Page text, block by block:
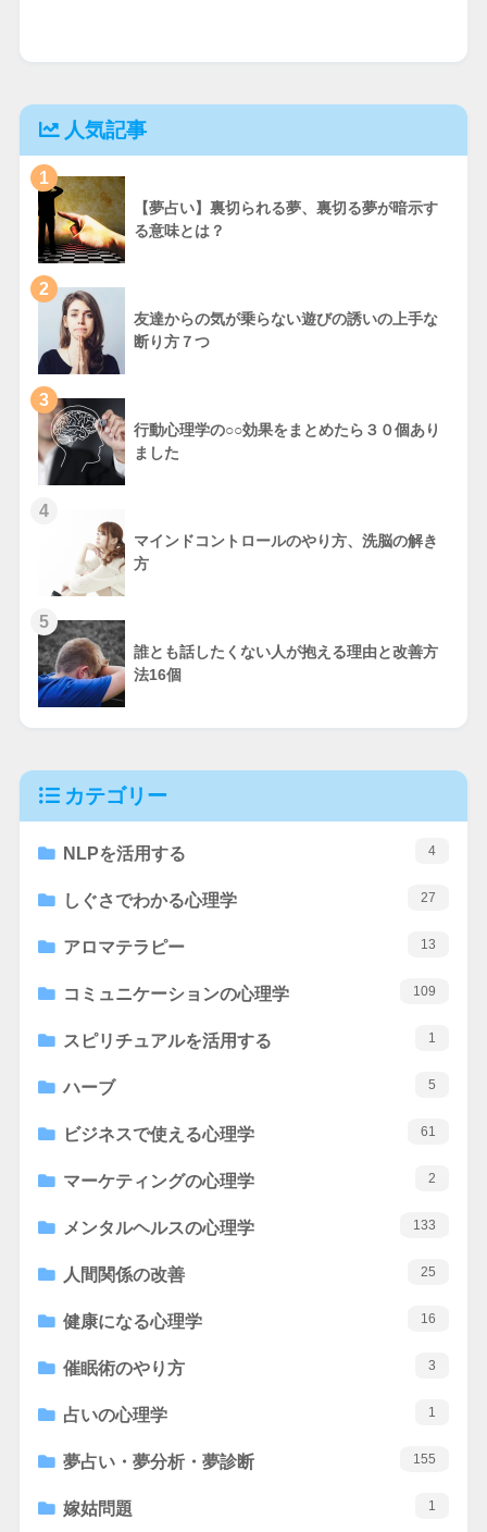
人気記事
1
【夢占い】裏切られる夢、裏切る夢が暗示す
る意味とは？
2
友達からの気が乗らない遊びの誘いの上手な
断り方７つ
3
行動心理学の○○効果をまとめたら３０個あり
ました
4
マインドコントロールのやり方、洗脳の解き
方
5
誰とも話したくない人が抱える理由と改善方
法16個
カテゴリー
NLPを活用する 4
しぐさでわかる心理学 27
アロマテラピー 13
コミュニケーションの心理学 109
スピリチュアルを活用する 1
ハーブ 5
ビジネスで使える心理学 61
マーケティングの心理学 2
メンタルヘルスの心理学 133
人間関係の改善 25
健康になる心理学 16
催眠術のやり方 3
占いの心理学 1
夢占い・夢分析・夢診断 155
嫁姑問題 1